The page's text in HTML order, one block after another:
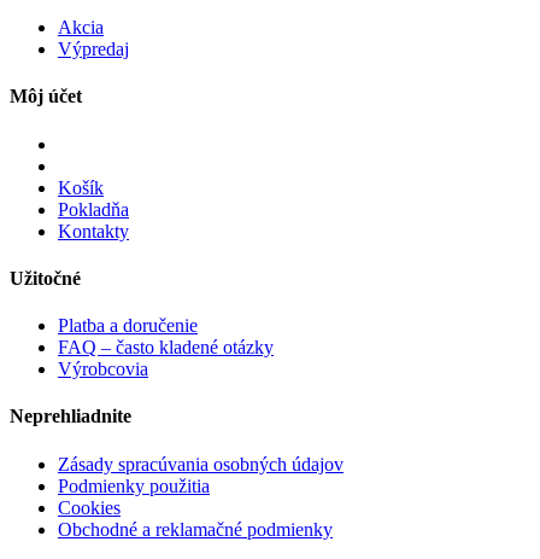
Akcia
Výpredaj
Môj účet
Košík
Pokladňa
Kontakty
Užitočné
Platba a doručenie
FAQ – často kladené otázky
Výrobcovia
Neprehliadnite
Zásady spracúvania osobných údajov
Podmienky použitia
Cookies
Obchodné a reklamačné podmienky